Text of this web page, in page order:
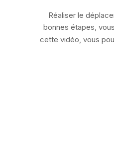
Réaliser le
bonnes étapes,
cette vidéo, vous